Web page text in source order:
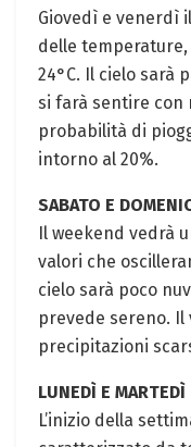
Giovedì e venerdì
delle
24°C. Il cielo sarà
si farà sentire con
probabilità di
intorno al 20%.
SABATO E
Il weekend vedrà
valori che
cielo sarà poco
prevede sereno. Il
precipitazioni
LUNEDÌ E MARTEDÌ
L’inizio della